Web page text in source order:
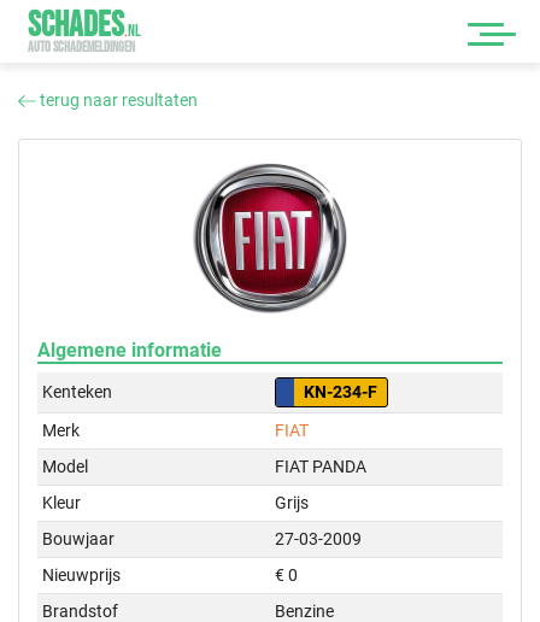
SCHADES.NL
AUTO SCHADEMELDINGEN
terug naar resultaten
Algemene informatie
Kenteken
KN-234-F
Merk
FIAT
Model
FIAT PANDA
Kleur
Grijs
Bouwjaar
27-03-2009
Nieuwprijs
€ 0
Brandstof
Benzine